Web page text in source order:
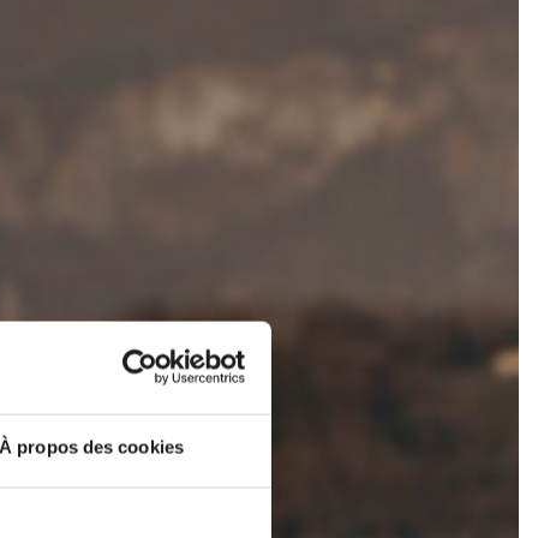
À propos des cookies